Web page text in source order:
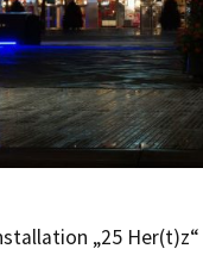
„25 Her(t)z“